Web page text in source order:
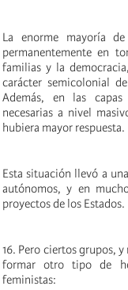
La enorme mayoría
permanentemente en
familias y la
carácter semicolonial
Además, en las
necesarias a nivel
hubiera mayor respuesta.
Esta situación llevó a
autónomos, y en
proyectos de los Estados.
16. Pero ciertos grupos,
formar otro tipo de
feministas: